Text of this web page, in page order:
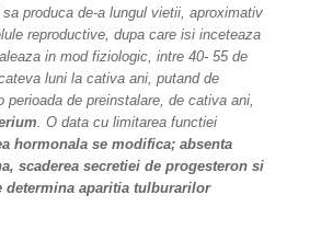
produca de-a lungul vietii, aproximativ
reproductive, dupa care isi inceteaza
in mod fiziologic, intre 40- 55 de
luni la cativa ani, putand de
perioada de preinstalare, de cativa ani,
. O data cu limitarea functiei
hormonala se modifica; absenta
scaderea secretiei de progesteron si
determina aparitia tulburarilor